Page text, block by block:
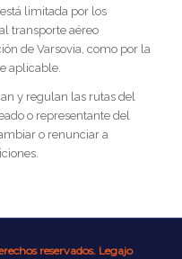
limitada por los
transporte aéreo
de Varsovia, como por la
aplicable.
y regulan las rutas del
o representante del
o renunciar a
reservados. Legajo